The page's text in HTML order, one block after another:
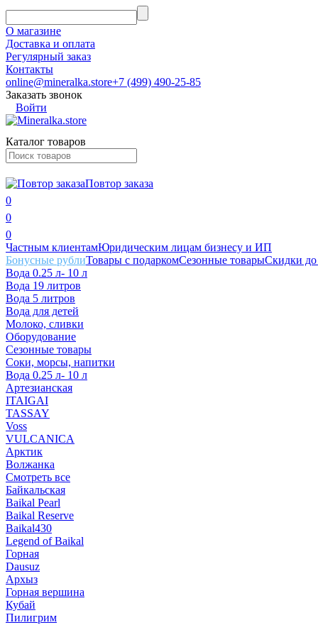
О магазине
Доставка и оплата
Регулярный заказ
Контакты
online@mineralka.store+7 (499) 490-25-85
Заказать звонок
Войти
Каталог товаров
Повтор заказа
0
0
0
Частным клиентамЮридическим лицам бизнесу и ИП
Бонусные рублиТовары с подаркомСезонные товарыСкидки
Вода 0.25 л- 10 л
Вода 19 литров
Вода 5 литров
Вода для детей
Молоко, сливки
Оборудование
Сезонные товары
Соки, морсы, напитки
Вода 0.25 л- 10 л
Артезианская
ITAIGAI
TASSAY
Voss
VULCANICA
Арктик
Волжанка
Смотреть все
Байкальская
Baikal Pearl
Baikal Reserve
Baikal430
Legend of Baikal
Горная
Dausuz
Архыз
Горная вершина
Кубай
Пилигрим